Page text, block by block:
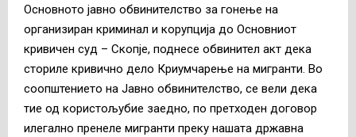
Основното јавно обвинителство за гонење на
организиран криминал и корупција до Основниот
кривичен суд – Скопје, поднесе обвинител акт дека
сториле кривично дело Криумчарење на мигранти. Во
соопштението на Јавно обвинителство, се вели дека
тие од користољубие заедно, по претходен договор
илегално пренеле мигранти преку нашата државна